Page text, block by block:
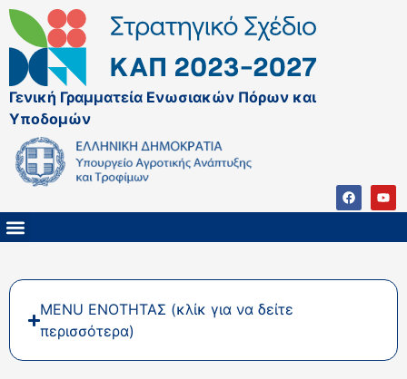
Γενική Γραμματεία Ενωσιακών Πόρων και
Υποδομών
MENU ΕΝΟΤΗΤΑΣ (κλίκ για να δείτε
περισσότερα)